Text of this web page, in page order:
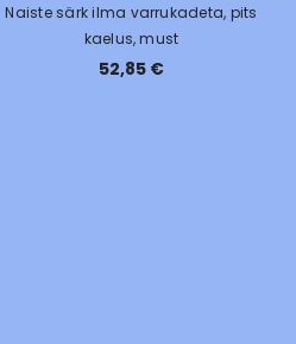
Naiste särk ilma varrukadeta, pits
kaelus, must
52,85 €